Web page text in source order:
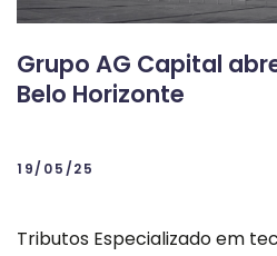
Grupo AG Capital
Belo Horizonte
19/05/25
Tributos Especializado em